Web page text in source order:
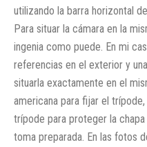
utilizando la barra horizontal
Para situar la cámara en la
ingenia como puede. En mi
referencias en el exterior y
situarla exactamente en el
americana para fijar el
trípode para proteger la
toma preparada. En las fotos